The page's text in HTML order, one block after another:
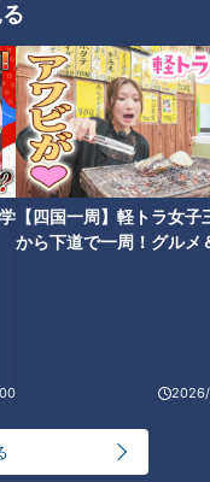
【四国一周】軽トラ女子
から下道で一周！グルメ
？…“夏の厳しい暑
ケンなサインと対処